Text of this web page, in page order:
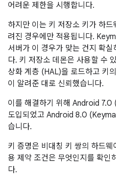
어려운 제한을 시행합니다.
하지만 이는 키 저장소 키가 하
려진 경우에만 적용됩니다.
서버가 이 경우가 맞는 건지 확
다. 키 저장소 데몬은 사용할 수
상화 계층 (HAL)을 로드하고 키
이 알려준 대로 신뢰했습니다.
이를 해결하기 위해 Android 7.0
도입되었고 Android 8.0
습니다.
키 증명은 비대칭 키 쌍의 하드
용 제약 조건은 무엇인지를 확인
다.